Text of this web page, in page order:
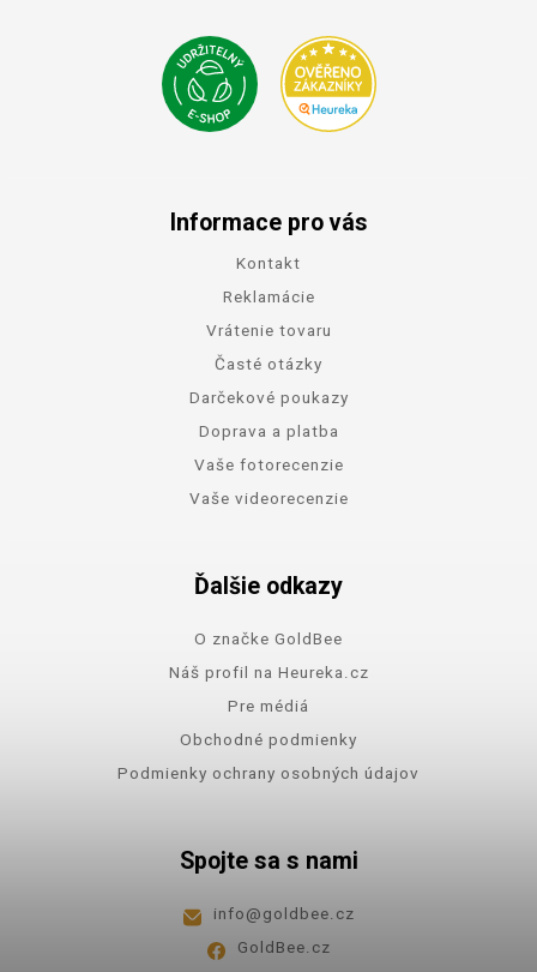
Informace pro vás
Kontakt
Reklamácie
Vrátenie tovaru
Časté otázky
Darčekové poukazy
Doprava a platba
Vaše fotorecenzie
Vaše videorecenzie
Ďalšie odkazy
O značke GoldBee
Náš profil na Heureka.cz
Pre médiá
Obchodné podmienky
Podmienky ochrany osobných údajov
Spojte sa s nami
info@goldbee.cz
GoldBee.cz